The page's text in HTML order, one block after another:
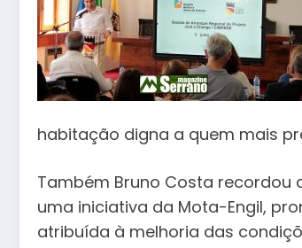
habitação digna a quem mais
Também Bruno Costa recordou
uma iniciativa da Mota-Engil,
atribuída à melhoria das